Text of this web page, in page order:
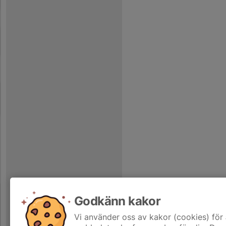
Godkänn kakor
Vi använder oss av kakor (cookies)